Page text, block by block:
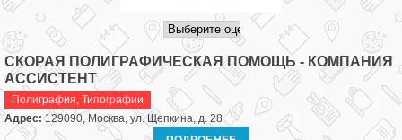
СКОРАЯ ПОЛИГРАФИЧЕСКАЯ ПОМОЩЬ - КОМПАНИЯ
АССИСТЕНТ
Полиграфия, Типографии
Адрес:129090, Москва, ул. Щепкина, д. 28